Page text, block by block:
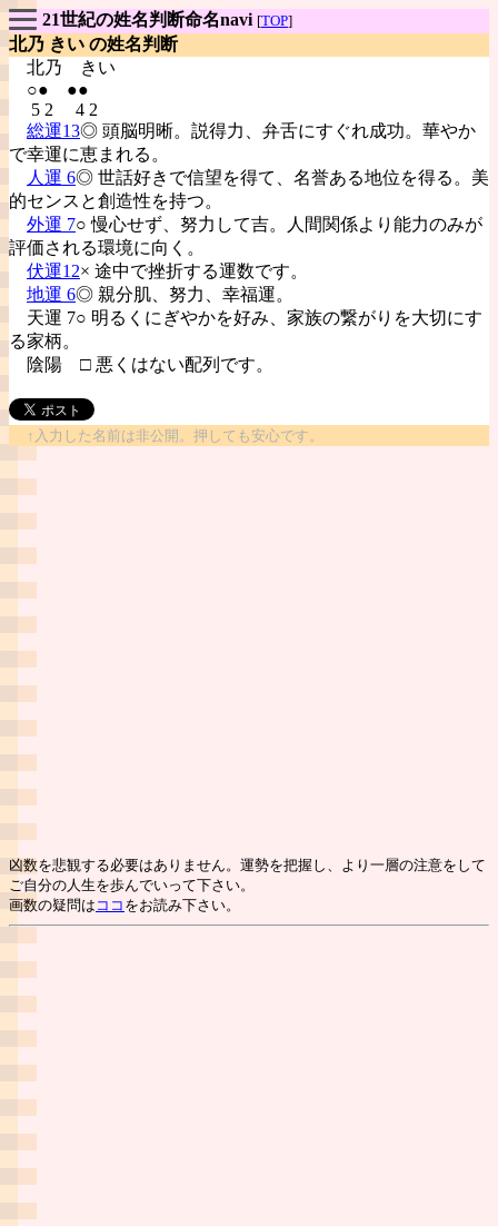
21世紀の姓名判断命名navi [TOP]
北乃 きい の姓名判断
北乃
きい
○● ●●
5 2 4 2
総運13◎ 頭脳明晰。説得力、弁舌にすぐれ成功。華やか
で幸運に恵まれる。
人運 6◎ 世話好きで信望を得て、名誉ある地位を得る。美
的センスと創造性を持つ。
外運 7○ 慢心せず、努力して吉。人間関係より能力のみが
評価される環境に向く。
伏運12× 途中で挫折する運数です。
地運 6◎ 親分肌、努力、幸福運。
天運 7○ 明るくにぎやかを好み、家族の繋がりを大切にす
る家柄。
陰陽 □ 悪くはない配列です。
↑入力した名前は非公開。押しても安心です。
凶数を悲観する必要はありません。運勢を把握し、より一層の注意をして
ご自分の人生を歩んでいって下さい。
画数の疑問は ココ をお読み下さい。